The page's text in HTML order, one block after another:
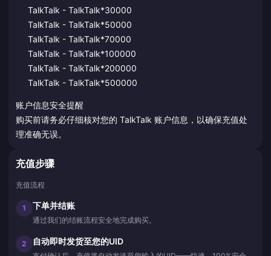
TalkTalk - TalkTalk*30000
TalkTalk - TalkTalk*50000
TalkTalk - TalkTalk*70000
TalkTalk - TalkTalk*100000
TalkTalk - TalkTalk*200000
TalkTalk - TalkTalk*500000
账户信息安全提醒
购买前请务必仔细核对您的 TalkTalk 账户信息，以确保充值处
理准确无误。
充值步骤
充值流程
1 下单并结账
通过我们的结账流程安全地完成购买。
2 自动即时发货至您的UID